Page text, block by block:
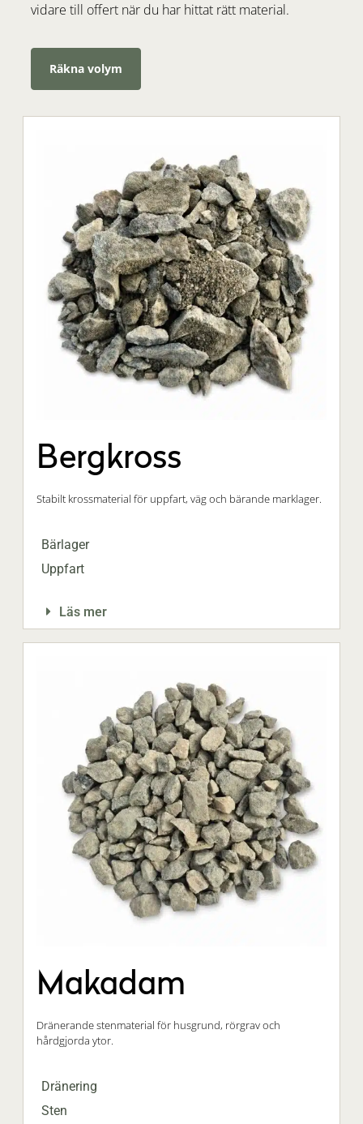
vidare till offert när du har hittat rätt material.
Räkna volym
Bergkross
Stabilt krossmaterial för uppfart, väg och bärande marklager.
Bärlager
Uppfart
Läs mer
Makadam
Dränerande stenmaterial för husgrund, rörgrav och
hårdgjorda ytor.
Dränering
Sten